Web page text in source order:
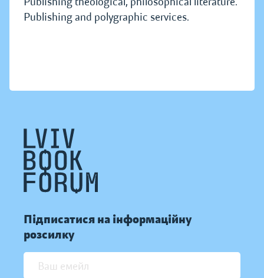
Publishing and polygraphic services.
Підписатися на інформаційну
розсилку